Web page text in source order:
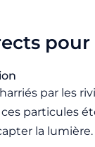
par les
particules
la lumière.